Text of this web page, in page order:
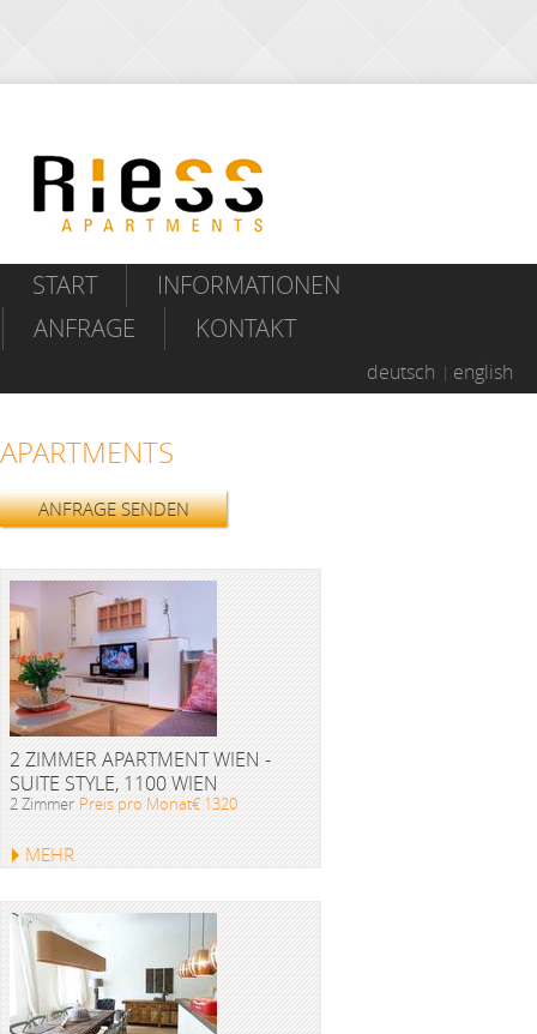
START
INFORMATIONEN
ANFRAGE
KONTAKT
deutsch english
APARTMENTS
ANFRAGE SENDEN
2 ZIMMER APARTMENT WIEN -
SUITE STYLE, 1100 WIEN
2 Zimmer Preis pro Monat€ 1320
MEHR